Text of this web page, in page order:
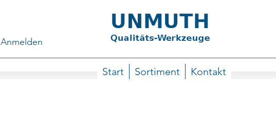
Anmelden
Start Sortiment Kontakt